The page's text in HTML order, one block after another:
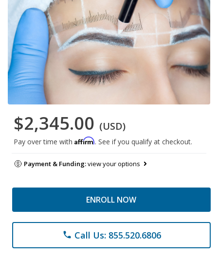
$2,345.00 (USD)
Pay over time with Affirm. See if you qualify at checkout.
Payment & Funding:view your options
ENROLL NOW
phone Call Us: 855.520.6806